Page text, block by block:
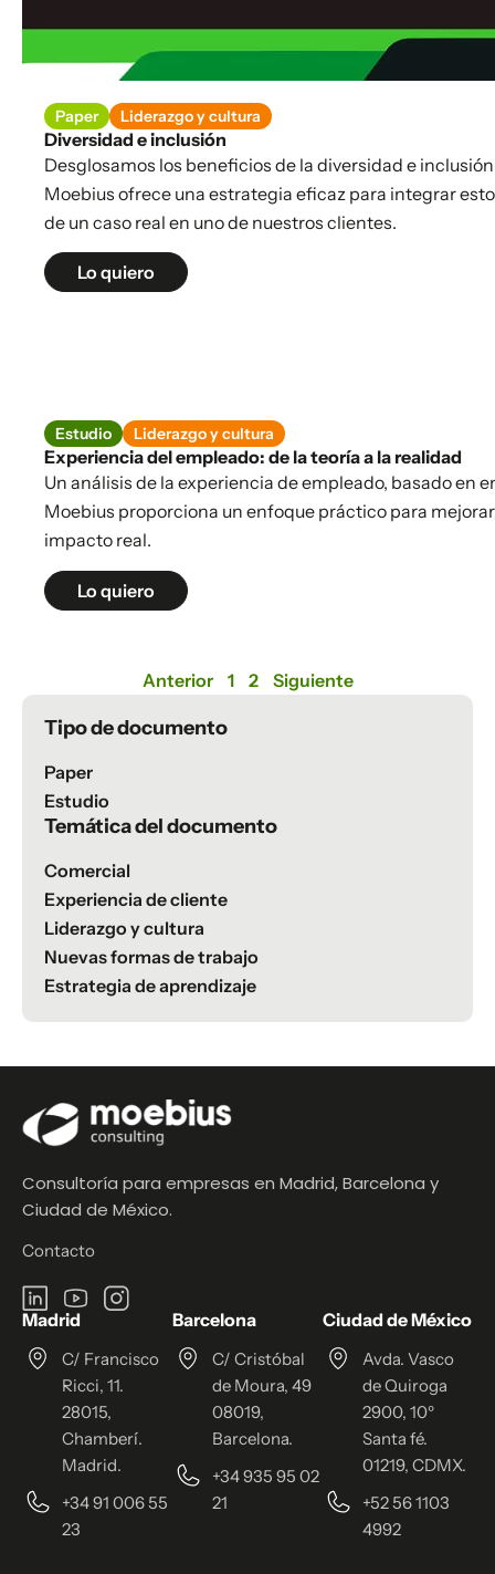
Paper Liderazgo y cultura
Diversidad e inclusión
Desglosamos los beneficios de la diversidad e
Moebius ofrece una estrategia eficaz para integrar
de un caso real en uno de nuestros clientes.
Lo quiero
Estudio Liderazgo y cultura
Experiencia del empleado: de la teoría a la realidad
Un análisis de la experiencia de empleado, basado en
Moebius proporciona un enfoque práctico para
impacto real.
Lo quiero
Anterior 1 2 Siguiente
Tipo de documento
Paper
Estudio
Temática del documento
Comercial
Experiencia de cliente
Liderazgo y cultura
Nuevas formas de trabajo
Estrategia de aprendizaje
Consultoría para empresas en Madrid, Barcelona y
Ciudad de México.
Contacto
Madrid
C/ Francisco
Ricci, 11.
28015,
Chamberí.
Madrid.
+34 91 006 55
23
Barcelona
C/ Cristóbal
de Moura, 49
08019,
Barcelona.
+34 935 95 02
21
Ciudad de México
Avda. Vasco
de Quiroga
2900, 10º
Santa fé.
01219, CDMX.
+52 56 1103
4992